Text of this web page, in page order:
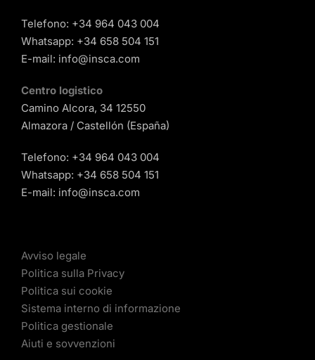
Telefono: +34 964 043 004
Whatsapp: +34 658 504 151
E-mail: info@insca.com
Centro logistico
Camino Alcora, 34 12550
Almazora / Castellón (España)
Telefono: +34 964 043 004
Whatsapp: +34 658 504 151
E-mail: info@insca.com
Avviso legale
Politica sulla Privacy
Politica sui cookie
Sistema interno di informazione
Politica gestionale
Aiuti e sovvenzioni